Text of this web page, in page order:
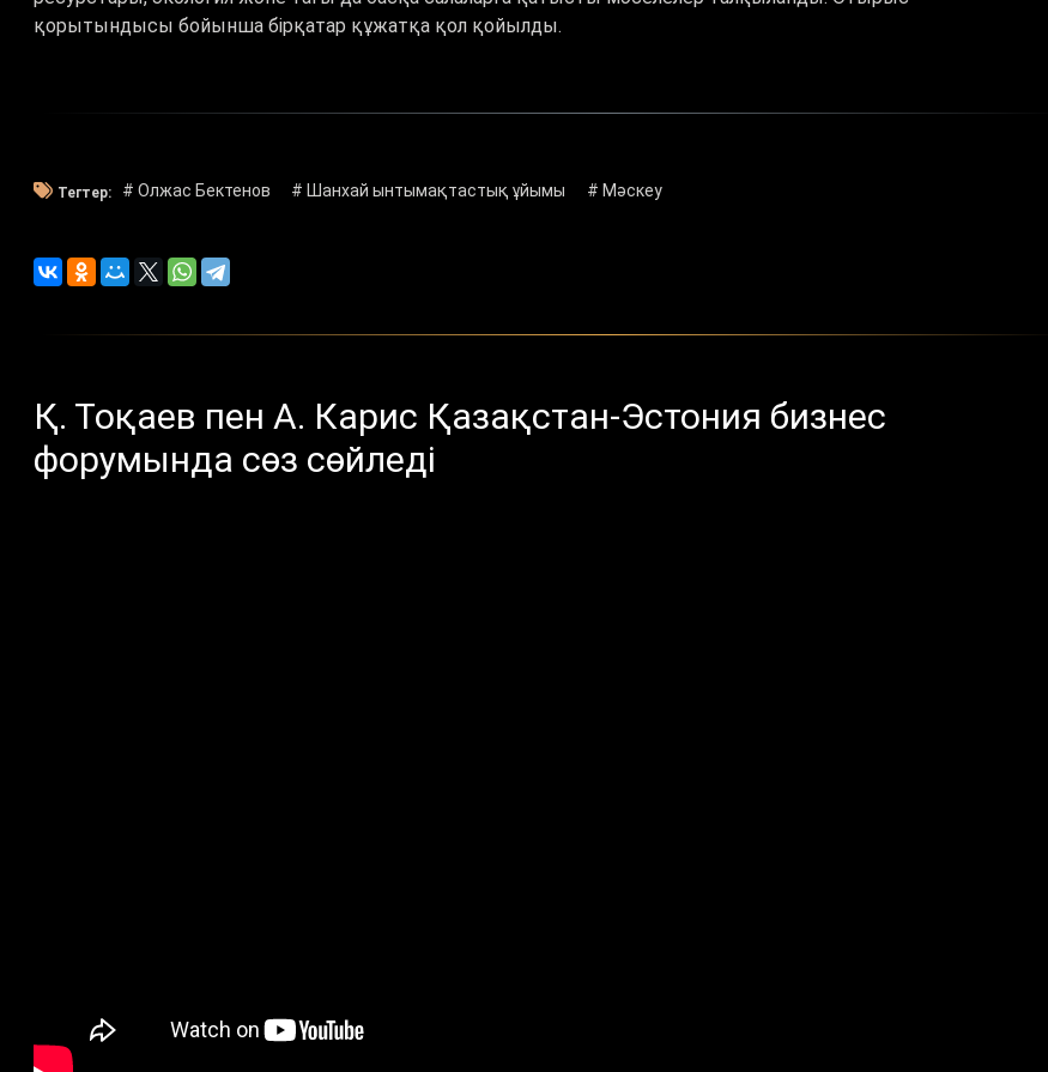
қорытындысы бойынша бірқатар құжатқа қол қойылды.
Тегтер: # Олжас Бектенов # Шанхай ынтымақтастық ұйымы # Мәскеу
Қ. Тоқаев пен А. Карис Қазақстан-Эстония бизнес
форумында сөз сөйледі